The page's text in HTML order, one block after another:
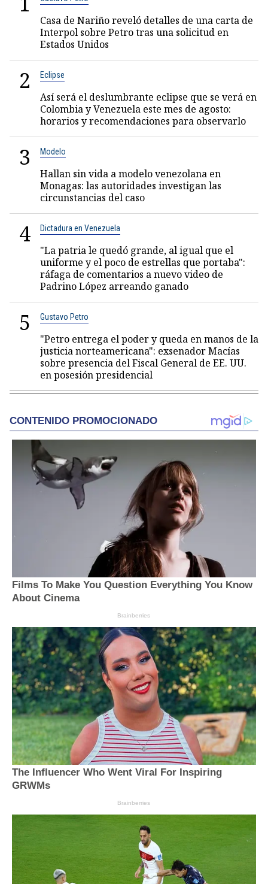
Casa de Nariño reveló detalles de una carta de
Interpol sobre Petro tras una solicitud en
Estados Unidos
2 Eclipse
Así será el deslumbrante eclipse que se verá en
Colombia y Venezuela este mes de agosto:
horarios y recomendaciones para observarlo
3 Modelo
Hallan sin vida a modelo venezolana en
Monagas: las autoridades investigan las
circunstancias del caso
4 Dictadura en Venezuela
"La patria le quedó grande, al igual que el
uniforme y el poco de estrellas que portaba":
ráfaga de comentarios a nuevo video de
Padrino López arreando ganado
5 Gustavo Petro
"Petro entrega el poder y queda en manos de la
justicia norteamericana": exsenador Macías
sobre presencia del Fiscal General de EE. UU.
en posesión presidencial